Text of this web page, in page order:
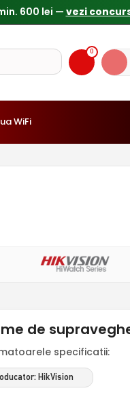
0
WiFi
de
specificatii:
HikVision